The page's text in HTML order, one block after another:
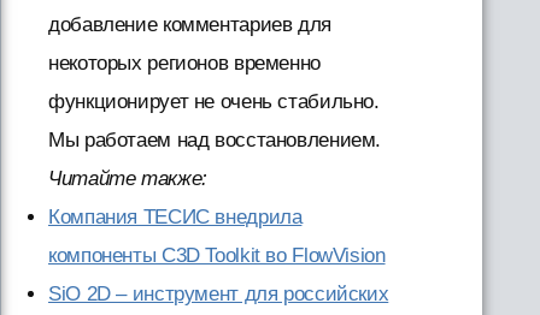
добавление комментариев для
некоторых регионов временно
функционирует не очень стабильно.
Мы работаем над восстановлением.
Читайте также:
Компания ТЕСИС внедрила
компоненты C3D Toolkit во FlowVision
SiO 2D – инструмент для российских